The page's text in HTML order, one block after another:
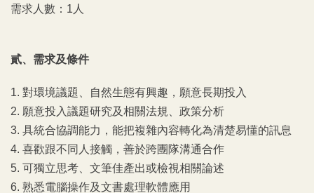
需求人數：1人
貳、 需求及條件
1. 對環境議題、自然生態有興趣，願意長期投入
2. 願意投入議題研究及相關法規、政策分析
3. 具統合協調能力，能把複雜內容轉化為清楚易懂的訊息
4. 喜歡跟不同人接觸，善於跨團隊溝通合作
5. 可獨立思考、文筆佳產出或檢視相關論述
6. 熟悉電腦操作及文書處理軟體應用